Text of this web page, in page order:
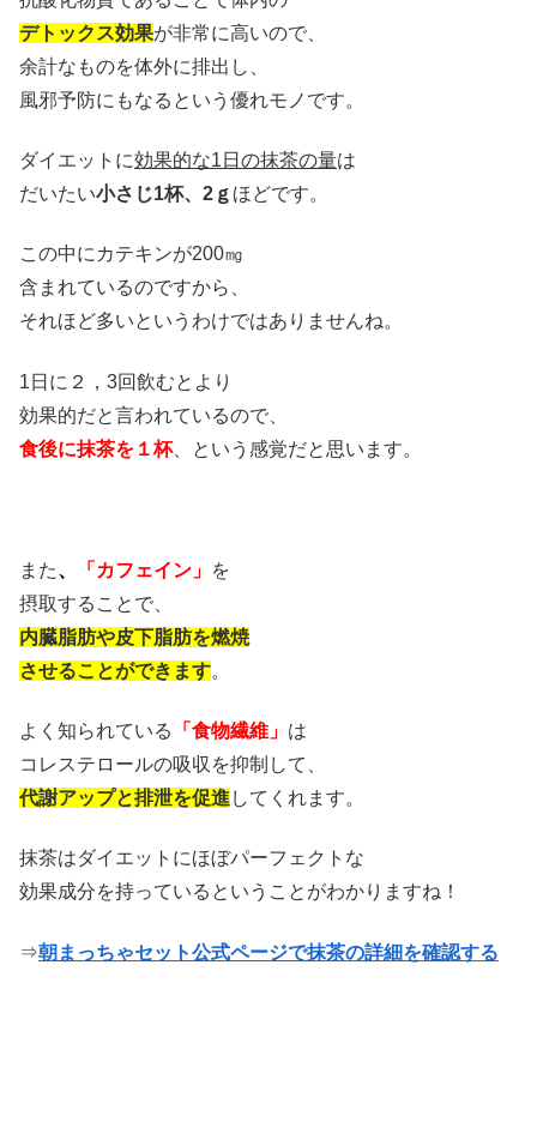
デトックス効果が非常に高いので、
余計なものを体外に排出し、
風邪予防にもなるという優れモノです。
ダイエットに効果的な1日の抹茶の量は
だいたい小さじ1杯、2ｇ ほどです。
この中にカテキンが200㎎
含まれているのですから、
それほど多いというわけではありませんね。
1日に２，3回飲むとより
効果的だと言われているので、
食後に抹茶を１杯、という感覚だと思います。
また、 「カフェイン」 を
摂取することで、
内臓脂肪や皮下脂肪を燃焼
させることができます。
よく知られている 「食物繊維」 は
コレステロールの吸収を抑制して、
代謝アップと排泄を促進 してくれます。
抹茶はダイエットにほぼパーフェクトな
効果成分を持っている ということがわかりますね！
⇒朝まっちゃセット公式ページで抹茶の詳細を確認する